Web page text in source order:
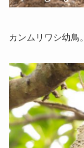
カンムリワシ幼鳥。